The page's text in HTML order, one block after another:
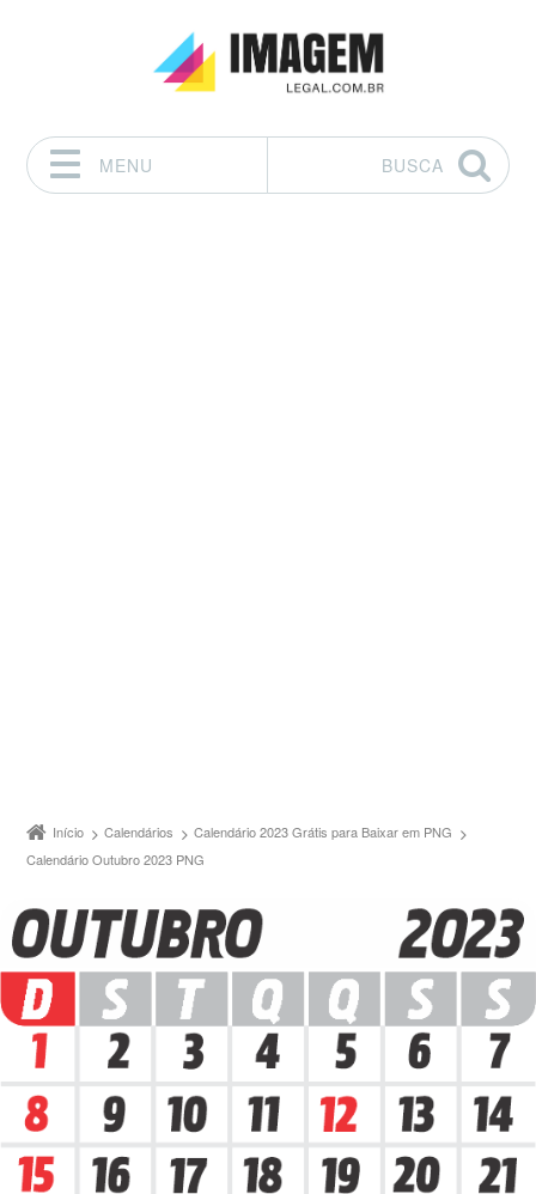
MENU
BUSCA
Início Calendários
Calendário 2023 Grátis para Baixar em PNG
Calendário Outubro 2023 PNG